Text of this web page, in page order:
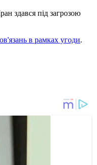
здався під загрозою
в рамках угоди.